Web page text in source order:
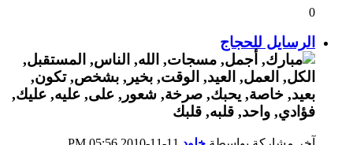
0
الرسايل للحجاج